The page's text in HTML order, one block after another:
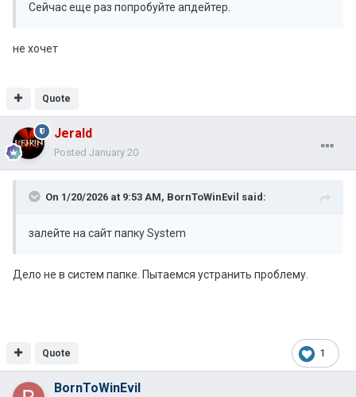
Сейчас еще раз попробуйте апдейтер.
не хочет
Quote
Jerald
Posted January 20
On 1/20/2026 at 9:53 AM, BornToWinEvil said:
залейте на сайт папку System
Дело не в систем папке. Пытаемся устранить проблему.
1
Quote
BornToWinEvil